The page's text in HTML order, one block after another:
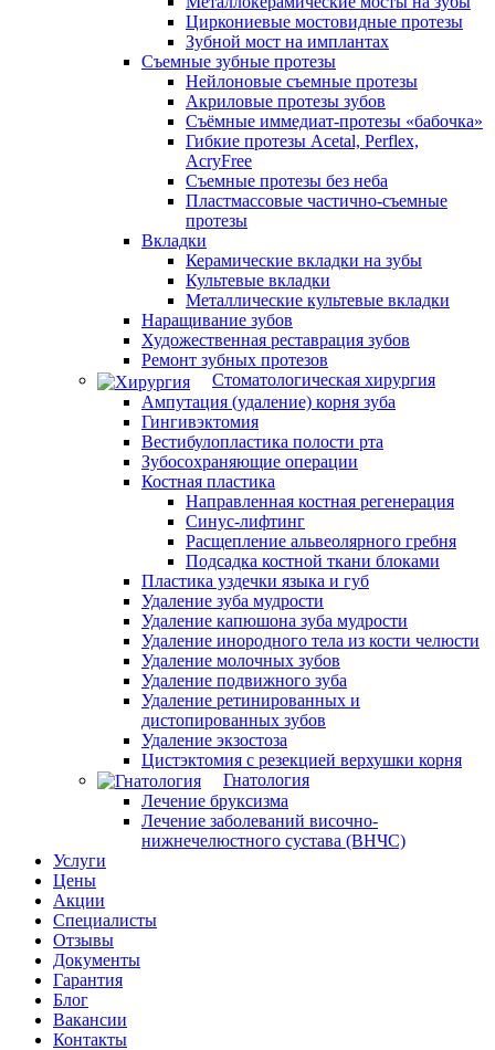
Циркониевые мостовидные протезы
Зубной мост на имплантах
Съемные зубные протезы
Нейлоновые съемные протезы
Акриловые протезы зубов
Съёмные иммедиат‑протезы «бабочка»
Гибкие протезы Acetal, Perflex,
AcryFree
Съемные протезы без неба
Пластмассовые частично-съемные
протезы
Вкладки
Керамические вкладки на зубы
Культевые вкладки
Металлические культевые вкладки
Наращивание зубов
Художественная реставрация зубов
Ремонт зубных протезов
Стоматологическая хирургия
Ампутация (удаление) корня зуба
Гингивэктомия
Вестибулопластика полости рта
Зубосохраняющие операции
Костная пластика
Направленная костная регенерация
Синус-лифтинг
Расщепление альвеолярного гребня
Подсадка костной ткани блоками
Пластика уздечки языка и губ
Удаление зуба мудрости
Удаление капюшона зуба мудрости
Удаление инородного тела из кости челюсти
Удаление молочных зубов
Удаление подвижного зуба
Удаление ретинированных и
дистопированных зубов
Удаление экзостоза
Цистэктомия с резекцией верхушки корня
Гнатология
Лечение бруксизма
Лечение заболеваний височно-
нижнечелюстного сустава (ВНЧС)
Услуги
Цены
Акции
Специалисты
Отзывы
Документы
Гарантия
Блог
Вакансии
Контакты